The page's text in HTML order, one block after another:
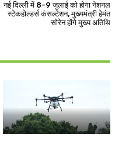
नई दिल्ली में 8-9 जुलाई को होगा नेशनल
स्टेकहोल्डर्स कंसल्टेशन, मुख्यमंत्री हेमंत
सोरेन होंगे मुख्य अतिथि